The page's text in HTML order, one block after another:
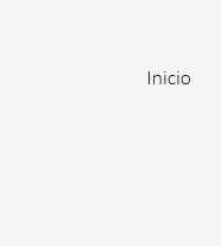
Inicio